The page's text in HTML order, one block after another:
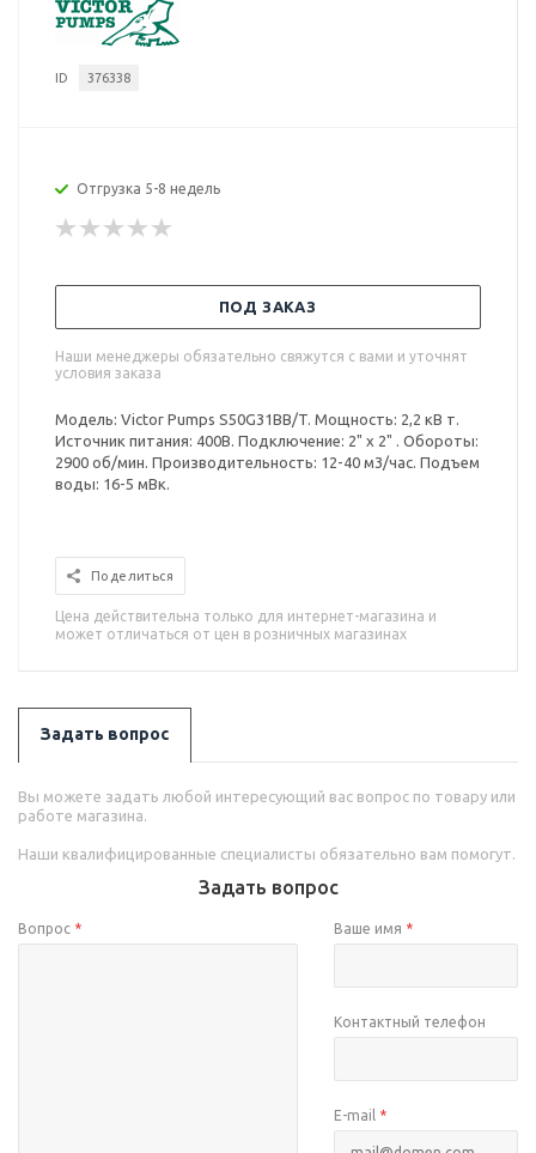
ID 376338
Отгрузка 5-8 недель
ПОД ЗАКАЗ
Наши менеджеры обязательно свяжутся с вами и уточнят
условия заказа
Модель: Victor Pumps S50G31BB/T. Мощность: 2,2 кВ т.
Источник питания: 400В. Подключение: 2" x 2" . Обороты:
2900 об/мин. Производительность: 12-40 м3/час. Подъем
воды: 16-5 мВк.
Поделиться
Цена действительна только для интернет-магазина и
может отличаться от цен в розничных магазинах
Задать вопрос
Вы можете задать любой интересующий вас вопрос по товару или
работе магазина.
Наши квалифицированные специалисты обязательно вам помогут.
Задать вопрос
Вопрос * Ваше имя *
Контактный телефон
E-mail *